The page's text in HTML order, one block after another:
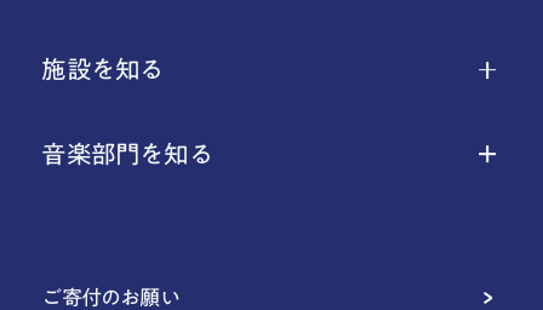
施設を知る
音楽部門を知る
ご寄付のお願い